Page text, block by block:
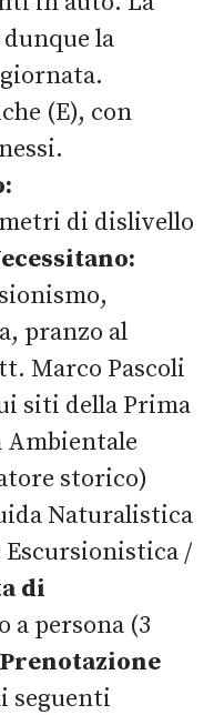
la
(E), con
di dislivello
pranzo al
Marco Pascoli
siti della Prima
Ambientale
storico)
Naturalistica
Escursionistica /
di
a persona (3
Prenotazione
seguenti